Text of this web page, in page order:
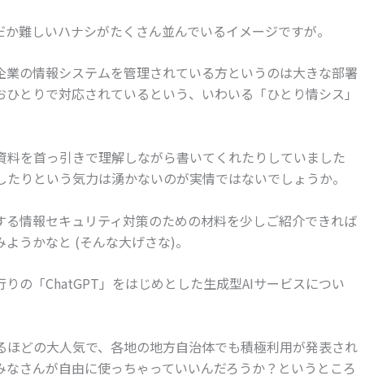
難しいハナシがたくさん並んでいるイメージですが。
の情報システムを管理されている方というのは大きな部署
とりで対応されているという、いわいる「ひとり情シス」
を首っ引きで理解しながら書いてくれたりしていました
りという気力は湧かないのが実情ではないでしょうか。
情報セキュリティ対策のための材料を少しご紹介できれば
うかなと (そんな大げさな)。
の「ChatGPT」をはじめとした生成型AIサービスについ
どの大人気で、各地の地方自治体でも積極利用が発表され
さんが自由に使っちゃっていいんだろうか？というところ